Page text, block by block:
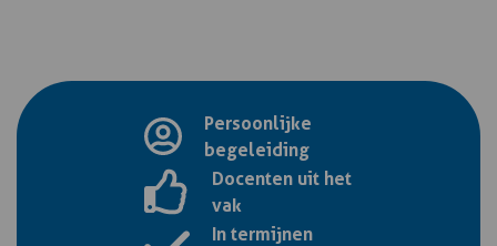
Persoonlijke
begeleiding
Docenten uit het
vak
In termijnen